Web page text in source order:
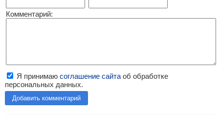
Комментарий:
Я принимаю соглашение сайтаоб обработке
персональных данных.
Добавить комментарий